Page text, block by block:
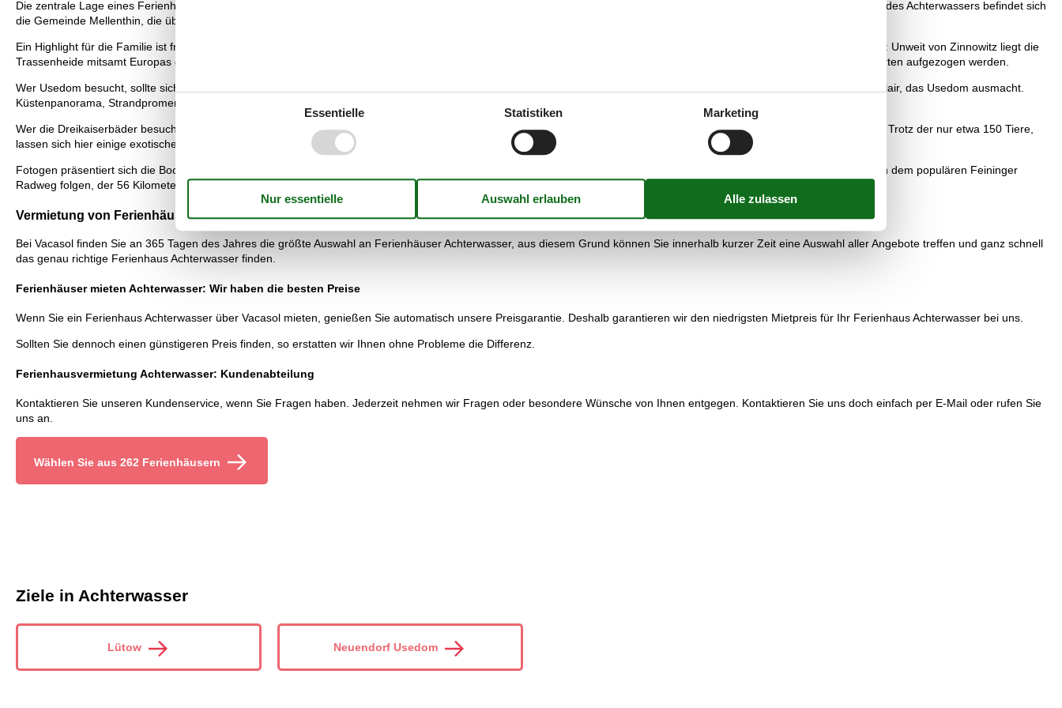
Die zentrale Lage eines Ferienhauses am Achterwasser ist zudem ein hervorragender Ausgangspunkt, die touristischen Höhepunkte von Usedom kennenzulernen. Nicht weit des Achterwassers befindet sich
die Gemeinde Mellenthin, die über ein historisches Wasserschloss und die bei Wanderern beliebte Mellenthiner Heide vorweist.
Ein Highlight für die Familie ist fraglos der Botanische Garten bei Mellenthin. Wenn es um familiäre Ausflugsziele geht, hat die Umgebung des Achterwassers einiges zu bieten: Unweit von Zinnowitz liegt die
Trassenheide mitsamt Europas größter Schmetterlingsfarm. Auf etwa 5.000 m² erstreckt sich die außergewöhnliche Einrichtung, in der etwa 60 verschiedene Schmetterlingsarten aufgezogen werden.
Wer Usedom besucht, sollte sich nicht die Dreikaiserbäder entgehen lassen. Die drei Ostseebadeorte Ahlbeck, Bansin und Heringsdorf verbreiten viel von dem touristischen Flair, das Usedom ausmacht.
Küstenpanorama, Strandpromenade und die berühmten Strandkörbe sorgen hier für das besondere Ostseeerlebnis.
Wer die Dreikaiserbäder besucht, kann bei Bansin einen kleinen Tropenzoo entdecken, der sich für Familien als Ausflugsziel von einem Ferienhaus in Achterwasser empfiehlt. Trotz der nur etwa 150 Tiere,
lassen sich hier einige exotische Arten entdecken. Eine schöne Strandregion gibt es auch bei Zempin, ein kleiner, aber beschaulicher Badeort Usedoms.
Fotogen präsentiert sich die Bockwindmühle bei Pudagla, die bereits im 18. Jahrhundert existierte. Und wer große Teile der Insel auf einer sportlichen Tour erkunden will, kann dem populären Feininger
Radweg folgen, der 56 Kilometer entlang von Ahlbeck, Heringsdorf, Bansin, Swinemünde und Mellenthin führt.
Vermietung von Ferienhäuser Achterwasser: Ihre Vorteile auf Vacasol.de
Bei Vacasol finden Sie an 365 Tagen des Jahres die größte Auswahl an Ferienhäuser Achterwasser, aus diesem Grund können Sie innerhalb kurzer Zeit eine Auswahl aller Angebote treffen und ganz schnell
das genau richtige Ferienhaus Achterwasser finden.
Ferienhäuser mieten Achterwasser: Wir haben die besten Preise
Wenn Sie ein Ferienhaus Achterwasser über Vacasol mieten, genießen Sie automatisch unsere Preisgarantie. Deshalb garantieren wir den niedrigsten Mietpreis für Ihr Ferienhaus Achterwasser bei uns.
Sollten Sie dennoch einen günstigeren Preis finden, so erstatten wir Ihnen ohne Probleme die Differenz.
Ferienhausvermietung Achterwasser: Kundenabteilung
Kontaktieren Sie unseren Kundenservice, wenn Sie Fragen haben. Jederzeit nehmen wir Fragen oder besondere Wünsche von Ihnen entgegen. Kontaktieren Sie uns doch einfach per E-Mail oder rufen Sie
uns an.
Wählen Sie aus 262 Ferienhäusern
Ziele in Achterwasser
Lütow Neuendorf Usedom
Essentielle Statistiken Marketing